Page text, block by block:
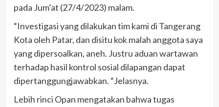
pada Jum’at (27/4/2023) malam.
“Investigasi yang dilakukan tim kami di Tangerang
Kota oleh Patar, dan disitu kok malah anggota saya
yang dipersoalkan, aneh. Justru aduan wartawan
terhadap hasil kontrol sosial dilapangan dapat
dipertanggungjawabkan. “Jelasnya.
Lebih rinci Opan mengatakan bahwa tugas